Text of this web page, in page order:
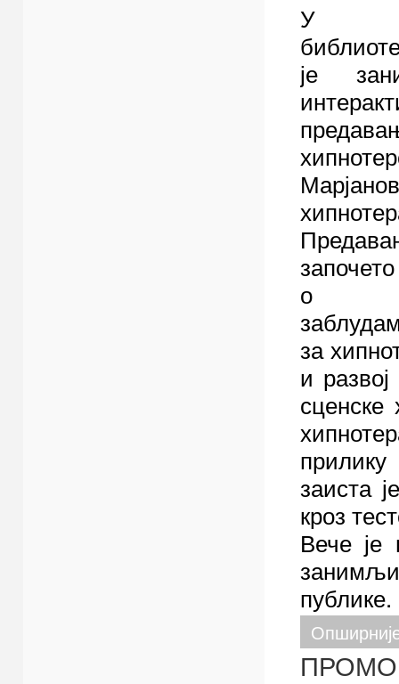
У
је
о
за
и
заиста
кроз
Вече је
публике.